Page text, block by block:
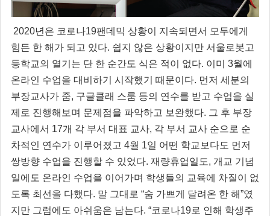
2020년은 코로나19팬데믹 상황이 지속되면서 모두에게
힘든 한 해가 되고 있다. 쉽지 않은 상황이지만 서울로봇고
등학교의 열기는 단 한 순간도 식은 적이 없다. 이미 3월에
온라인 수업을 대비하기 시작했기 때문이다. 먼저 세분의
부장교사가 줌, 구글클래 스룸 등의 연수를 받고 수업을 실
제로 진행해보며 문제점을 파악하고 보완했다. 그 후 부장
교사에서 17개 각 부서 대표 교사, 각 부서 교사 순으로 순
차적인 연수가 이루어졌고 4월 1일 어떤 학교보다도 먼저
쌍방향 수업을 진행할 수 있었다. 재량휴업일도, 개교 기념
일에도 온라인 수업을 이어가며 학생들의 교육에 차질이 없
도록 최선을 다했다. 말 그대로 “숨 가쁘게 달려온 한 해”였
지만 그럼에도 아쉬움은 남는다. “코로나19로 인해 학생주